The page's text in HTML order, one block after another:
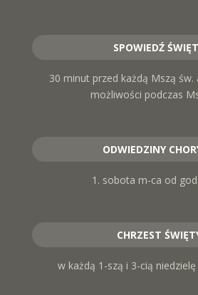
SPOWIEDŹ
30 minut przed każdą Mszą
możliwości podczas
ODWIEDZINY
1. sobota m-ca od
CHRZEST
w każdą 1-szą i 3-cią